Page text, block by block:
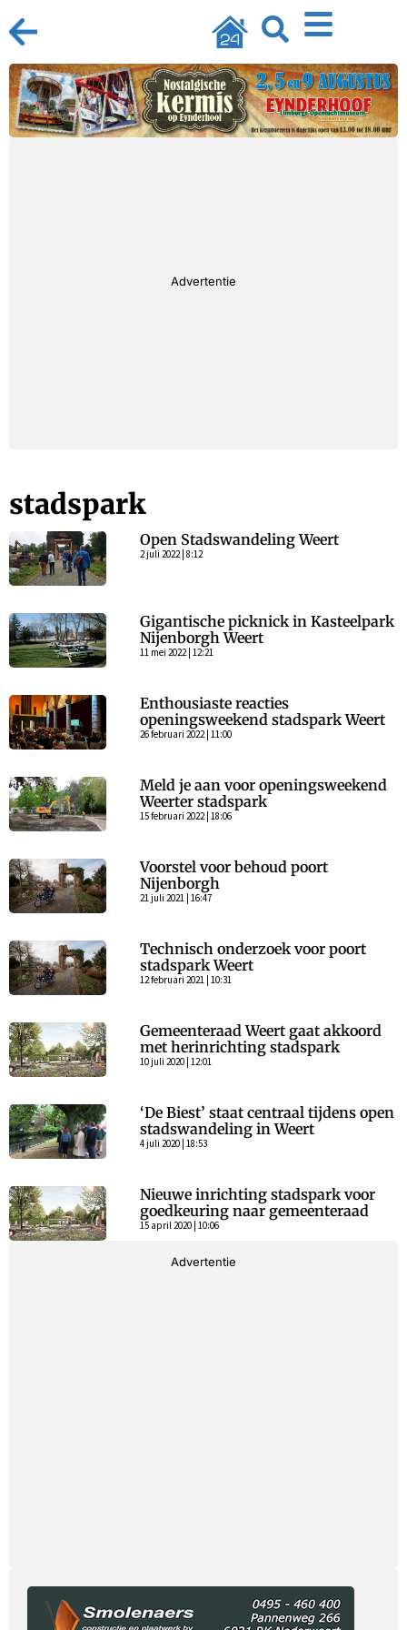
Advertentie
stadspark
Open Stadswandeling Weert
2 juli 2022 | 8:12
Gigantische picknick in Kasteelpark
Nijenborgh Weert
11 mei 2022 | 12:21
Enthousiaste reacties
openingsweekend stadspark Weert
26 februari 2022 | 11:00
Meld je aan voor openingsweekend
Weerter stadspark
15 februari 2022 | 18:06
Voorstel voor behoud poort
Nijenborgh
21 juli 2021 | 16:47
Technisch onderzoek voor poort
stadspark Weert
12 februari 2021 | 10:31
Gemeenteraad Weert gaat akkoord
met herinrichting stadspark
10 juli 2020 | 12:01
‘De Biest’ staat centraal tijdens open
stadswandeling in Weert
4 juli 2020 | 18:53
Nieuwe inrichting stadspark voor
goedkeuring naar gemeenteraad
15 april 2020 | 10:06
Advertentie